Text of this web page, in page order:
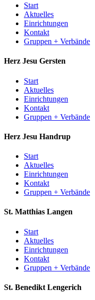
Start
Aktuelles
Einrichtungen
Kontakt
Gruppen + Verbände
Herz Jesu Gersten
Start
Aktuelles
Einrichtungen
Kontakt
Gruppen + Verbände
Herz Jesu Handrup
Start
Aktuelles
Einrichtungen
Kontakt
Gruppen + Verbände
St. Matthias Langen
Start
Aktuelles
Einrichtungen
Kontakt
Gruppen + Verbände
St. Benedikt Lengerich